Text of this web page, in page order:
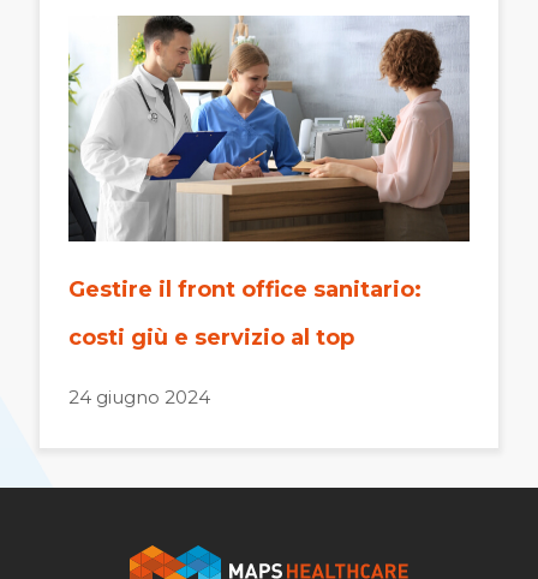
Gestire il front office sanitario:
costi giù e servizio al top
24 giugno 2024